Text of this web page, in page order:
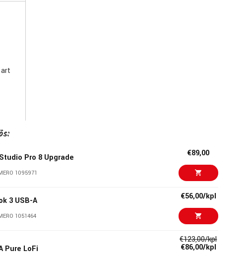
Pro 8 Upgrade
1095971
€89,00
3 USB-A
1051464
€56,00/kpl
Pure LoFi
€123,00/kpl
€86,00/kpl